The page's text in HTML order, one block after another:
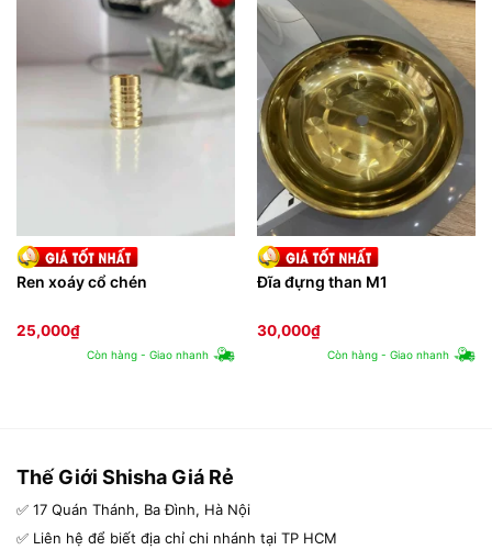
Ren xoáy cổ chén
25,000₫
Còn hàng - Giao nhanh
Đĩa đựng than M1
30,000₫
Còn hàng - Giao nhanh
Thế Giới Shisha Giá Rẻ
✅ 17 Quán Thánh, Ba Đình, Hà Nội
✅ Liên hệ để biết địa chỉ chi nhánh tại TP HCM